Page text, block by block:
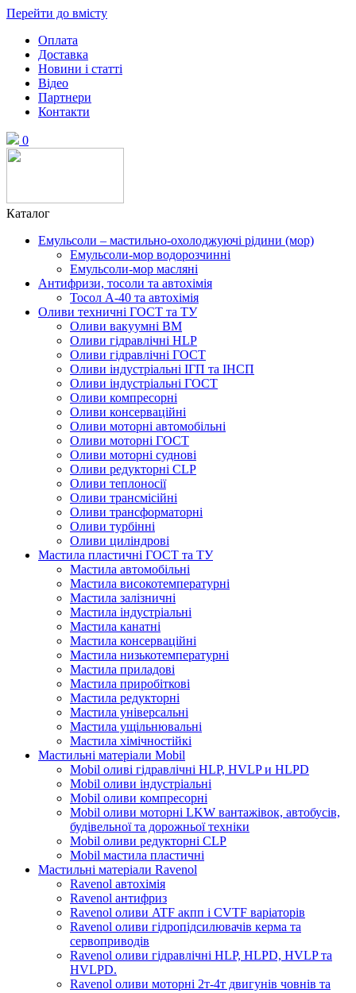
Перейти до вмісту
Оплата
Доставка
Новини і статті
Відео
Партнери
Контакти
0
Каталог
Емульсоли – мастильно-охолоджуючі рідини (мор)
Емульсоли-мор водорозчинні
Емульсоли-мор масляні
Антифризи, тосоли та автохімія
Тосол А-40 та автохімія
Оливи техничні ГОСТ та ТУ
Оливи вакуумні ВМ
Оливи гідравлічні HLP
Оливи гідравлічні ГОСТ
Оливи індустріальні ІГП та ІНСП
Оливи індустріальні ГОСТ
Оливи компресорні
Оливи консерваційні
Оливи моторні автомобільні
Оливи моторні ГОСТ
Оливи моторні суднові
Оливи редукторні CLP
Оливи теплоносії
Оливи трансмісійні
Оливи трансформаторні
Оливи турбінні
Оливи циліндрові
Мастила пластичні ГОСТ та ТУ
Мастила автомобільні
Мастила високотемпературні
Мастила залізничні
Мастила індустріальні
Мастила канатні
Мастила консерваційні
Мастила низькотемпературні
Мастила приладові
Мастила приробіткові
Мастила редукторні
Мастила універсальні
Мастила ущільнювальні
Мастила хімічностійкі
Мастильні матеріали Mobil
Mobil оливі гідравлічні HLP, HVLP и HLPD
Mobil оливи індустріальні
Mobil оливи компресорні
Mobil оливи моторні LKW вантажівок, автобусів,
будівельної та дорожньої техніки
Mobil оливи редукторні CLP
Mobil мастила пластичні
Мастильні матеріали Ravenol
Ravenol автохімія
Ravenol антифриз
Ravenol оливи ATF акпп і CVTF варіаторів
Ravenol оливи гідропідсилювачів керма та
сервоприводів
Ravenol оливи гідравлічні HLP, HLPD, HVLP та
HVLPD.
Ravenol оливи моторні 2т-4т двигунів човнів та